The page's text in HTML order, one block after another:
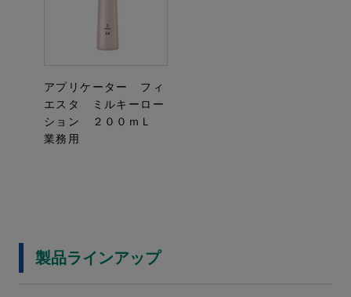
アプリケーター フィ
エスタ ミルキーロー
ション ２００ｍＬ
業務用
製品ラインアップ